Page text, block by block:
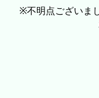
※不明点ございま